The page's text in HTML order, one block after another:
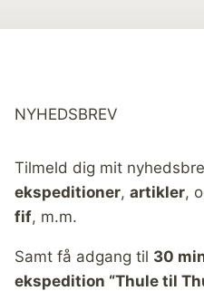
NYHEDSBREV
Tilmeld dig mit
ekspeditioner, artikler,
fif, m.m.
Samt få adgang til 30
ekspedition “Thule til